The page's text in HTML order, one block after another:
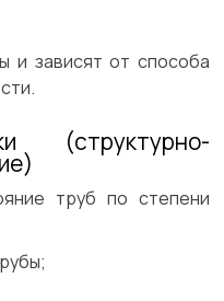
и зависят от способа
(структурно-
труб по степени